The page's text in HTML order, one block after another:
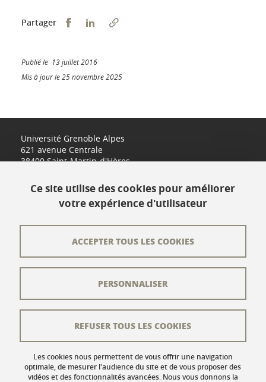
Partager Partager sur Facebook
Partager sur LinkedIn
Publié le 13 juillet 2016
Mis à jour le 25 novembre 2025
Université Grenoble Alpes
621 avenue Centrale
38400 Saint-Martin-d'Hères
L'équipe éditoriale
Crédits
Mentions légales
Données personnelles
Ce site utilise des cookies pour améliorer
votre expérience d'utilisateur
Les cookies nous permettent de vous offrir une navigation
optimale, de mesurer l'audience du site et de vous proposer des
vidéos et des fonctionnalités avancées. Nous vous donnons la
ACCEPTER TOUS LES COOKIES
REFUSER TOUS LES COOKIES
PERSONNALISER